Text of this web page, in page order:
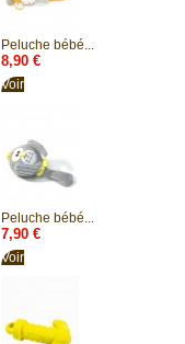
Peluche bébé...
8,90 €
Voir
Peluche bébé...
7,90 €
Voir